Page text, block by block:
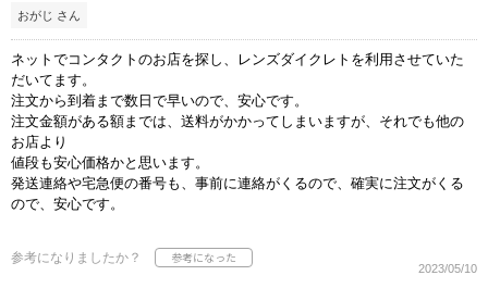
おがじ さん
ネットでコンタクトのお店を探し、レンズダイクレトを利用させていた
だいてます。
注文から到着まで数日で早いので、安心です。
注文金額がある額までは、送料がかかってしまいますが、それでも他の
お店より
値段も安心価格かと思います。
発送連絡や宅急便の番号も、事前に連絡がくるので、確実に注文がくる
ので、安心です。
参考になりましたか？
2023/05/10